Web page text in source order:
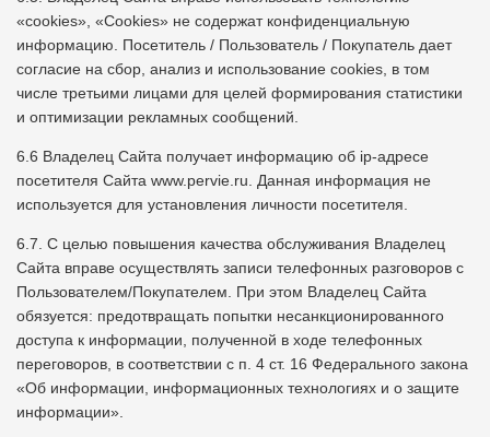
«cookies», «Cookies» не содержат конфиденциальную
информацию. Посетитель / Пользователь / Покупатель дает
согласие на сбор, анализ и использование cookies, в том
числе третьими лицами для целей формирования статистики
и оптимизации рекламных сообщений.
6.6 Владелец Сайта получает информацию об ip-адресе
посетителя Сайта www.pervie.ru. Данная информация не
используется для установления личности посетителя.
6.7. С целью повышения качества обслуживания Владелец
Сайта вправе осуществлять записи телефонных разговоров с
Пользователем/Покупателем. При этом Владелец Сайта
обязуется: предотвращать попытки несанкционированного
доступа к информации, полученной в ходе телефонных
переговоров, в соответствии с п. 4 ст. 16 Федерального закона
«Об информации, информационных технологиях и о защите
информации».